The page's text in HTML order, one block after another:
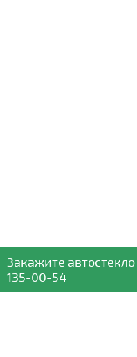
Закажите автостекло
135-00-54